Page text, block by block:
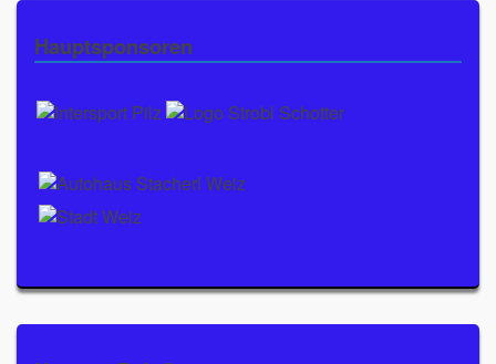
Hauptsponsoren